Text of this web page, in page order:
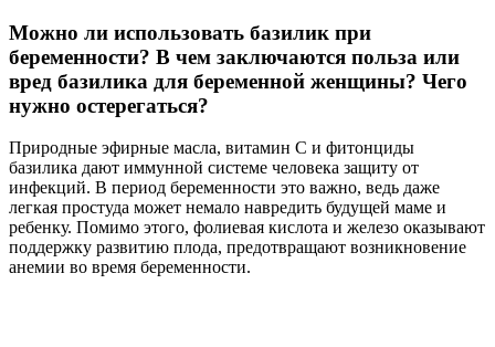
Можно ли использовать базилик при
беременности? В чем заключаются польза или
вред базилика для беременной женщины? Чего
нужно остерегаться?
Природные эфирные масла, витамин C и фитонциды
базилика дают иммунной системе человека защиту от
инфекций. В период беременности это важно, ведь даже
легкая простуда может немало навредить будущей маме и
ребенку. Помимо этого, фолиевая кислота и железо оказывают
поддержку развитию плода, предотвращают возникновение
анемии во время беременности.